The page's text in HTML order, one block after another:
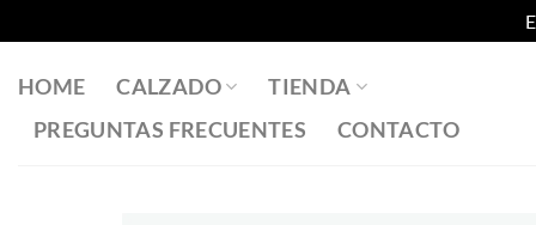
HOME CALZADO
TIENDA
PREGUNTAS FRECUENTES
CONTACTO